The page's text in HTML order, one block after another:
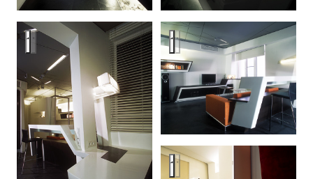
Квартира. Ул.Астрадамская Квартира. Ул.Астрадамская
Квартира. Ул.Астрадамская